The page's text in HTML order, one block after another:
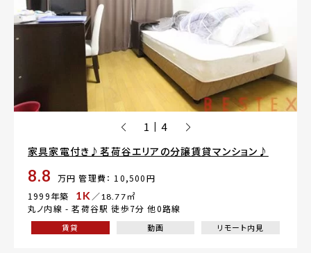
1 | 4
家具家電付き♪茗荷谷エリアの分譲賃貸マンション♪
8.8 万円 管理費： 10,500円
1999年築
1K ／18.77㎡
丸ノ内線 -茗荷谷駅 徒歩7分 他0路線
賃貸 動画 リモート内見